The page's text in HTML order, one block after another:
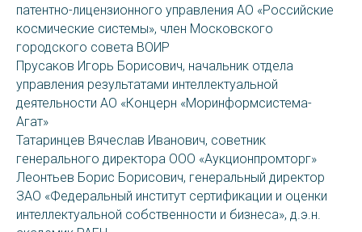
патентно-лицензионного управления АО «Российские
космические системы», член Московского
городского совета ВОИР
Прусаков Игорь Борисович, начальник отдела
управления результатами интеллектуальной
деятельности АО «Концерн «Моринформсистема-
Агат»
Татаринцев Вячеслав Иванович, советник
генерального директора ООО «Аукционпромторг»
Леонтьев Борис Борисович, генеральный директор
ЗАО «Федеральный институт сертификации и оценки
интеллектуальной собственности и бизнеса», д.э.н.